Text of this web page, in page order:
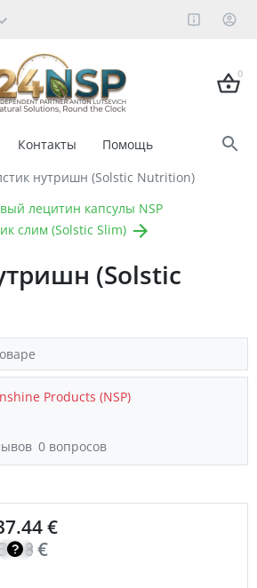
0
Контакты
Помощь
нутришн (Solstic Nutrition)
лецитин капсулы NSP
слим (Solstic Slim)
(Solstic
Products (NSP)
0 вопросов
€
€